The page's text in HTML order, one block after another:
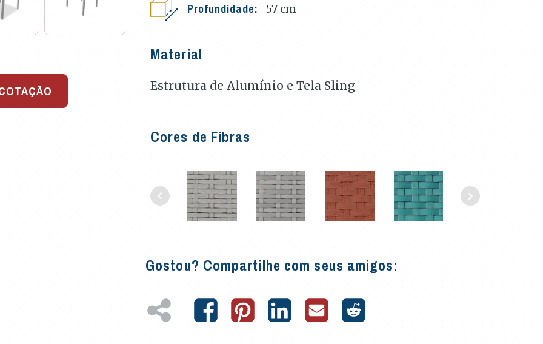
Profundidade: 57 cm
Material
Estrutura de Alumínio e Tela Sling
Cores de Fibras
Gostou? Compartilhe com seus amigos: